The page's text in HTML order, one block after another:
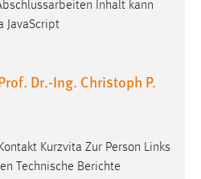
Inhalt kann
JavaScript
Dr.-Ing. Christoph P.
Kurzvita Zur Person Links
Technische Berichte